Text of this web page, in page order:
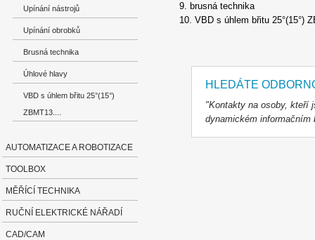
Upínání nástrojů
Upínání obrobků
Brusná technika
Úhlové hlavy
VBD s úhlem břitu 25°(15°)
ZBMT13....
AUTOMATIZACE A ROBOTIZACE
TOOLBOX
MĚŘÍCÍ TECHNIKA
RUČNÍ ELEKTRICKÉ NÁŘADÍ
CAD/CAM
brusná technika
VBD s úhlem břitu 25°(15°)
HLEDÁTE
"Kontakty na osoby, kteří
dynamickém informačním